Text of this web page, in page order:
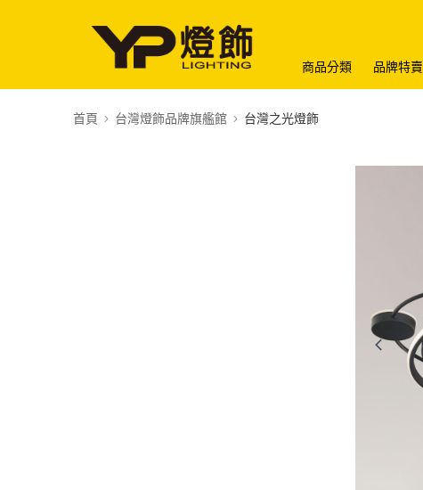
商品分類 品牌特賣
首頁 台灣燈飾品牌旗艦館 台灣之光燈飾